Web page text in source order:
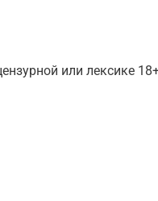
или лексике